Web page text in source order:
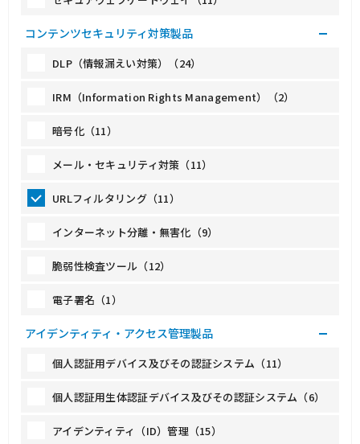
コンテンツセキュリティ対策製品
DLP（情報漏えい対策）（24）
IRM（Information Rights Management）（2）
暗号化（11）
メール・セキュリティ対策（11）
URLフィルタリング（11）
インターネット分離・無害化（9）
脆弱性検査ツール（12）
電子署名（1）
アイデンティティ・アクセス管理製品
個人認証用デバイス及びその認証システム（11）
個人認証用生体認証デバイス及びその認証システム（6）
アイデンティティ（ID）管理（15）